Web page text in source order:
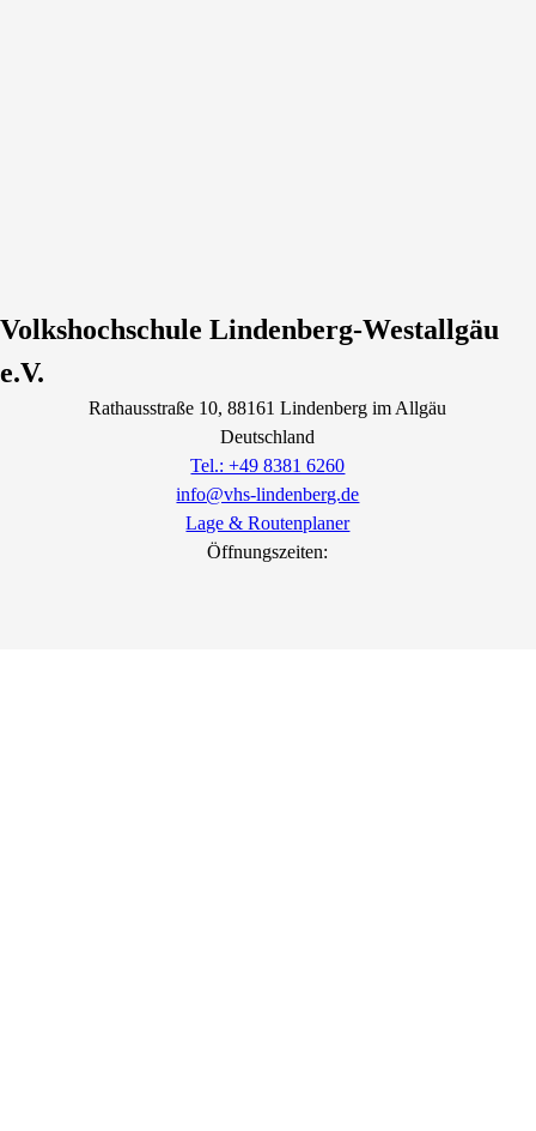
Volkshochschule Lindenberg-Westallgäu
e.V.
Rathausstraße 10, 88161Lindenberg im Allgäu
Deutschland
Tel.: +49 8381 6260
info@vhs-lindenberg.de
Lage & Routenplaner
Öffnungszeiten: